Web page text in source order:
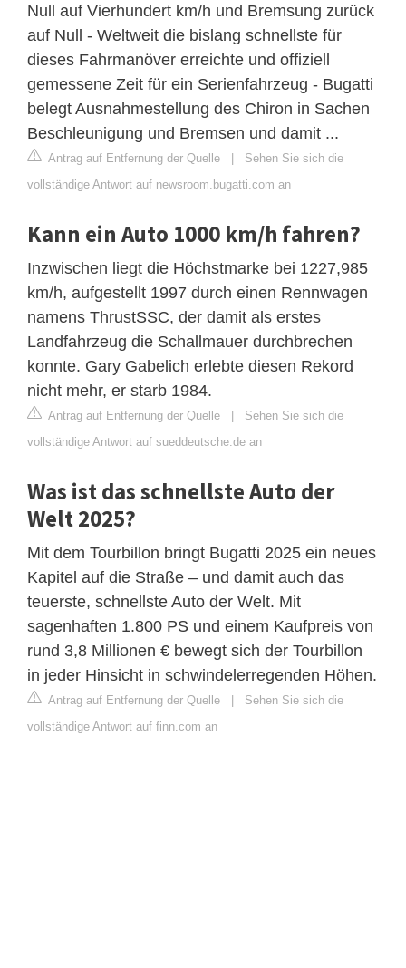
Null auf Vierhundert km/h und Bremsung zurück
auf Null - Weltweit die bislang schnellste für
dieses Fahrmanöver erreichte und offiziell
gemessene Zeit für ein Serienfahrzeug - Bugatti
belegt Ausnahmestellung des Chiron in Sachen
Beschleunigung und Bremsen und damit ...
Antrag auf Entfernung der Quelle | Sehen Sie sich die
vollständige Antwort auf newsroom.bugatti.com an
Kann ein Auto 1000 km/h fahren?
Inzwischen liegt die Höchstmarke bei 1227,985
km/h, aufgestellt 1997 durch einen Rennwagen
namens ThrustSSC, der damit als erstes
Landfahrzeug die Schallmauer durchbrechen
konnte. Gary Gabelich erlebte diesen Rekord
nicht mehr, er starb 1984.
Antrag auf Entfernung der Quelle | Sehen Sie sich die
vollständige Antwort auf sueddeutsche.de an
Was ist das schnellste Auto der
Welt 2025?
Mit dem Tourbillon bringt Bugatti 2025 ein neues
Kapitel auf die Straße – und damit auch das
teuerste, schnellste Auto der Welt. Mit
sagenhaften 1.800 PS und einem Kaufpreis von
rund 3,8 Millionen € bewegt sich der Tourbillon
in jeder Hinsicht in schwindelerregenden Höhen.
Antrag auf Entfernung der Quelle | Sehen Sie sich die
vollständige Antwort auf finn.com an